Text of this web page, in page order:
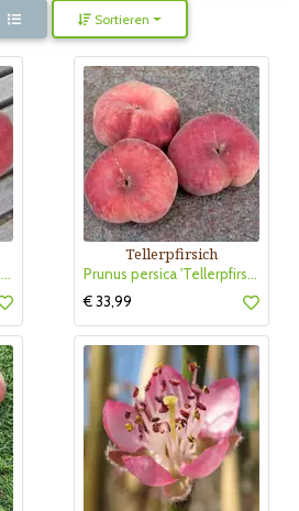
Sortieren
Prunus persica 'Tellerpfirsich Gelber Sandwich Bonn'
Tellerpfirsich
Prunus persica 'Tellerpfirsich Bianca'
€ 33,99